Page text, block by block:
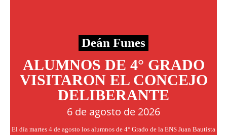
Deán Funes
ALUMNOS DE 4° GRADO
VISITARON EL CONCEJO
DELIBERANTE
6 de agosto de 2026
El día martes 4 de agosto los alumnos de 4° Grado de la ENS Juan Bautista